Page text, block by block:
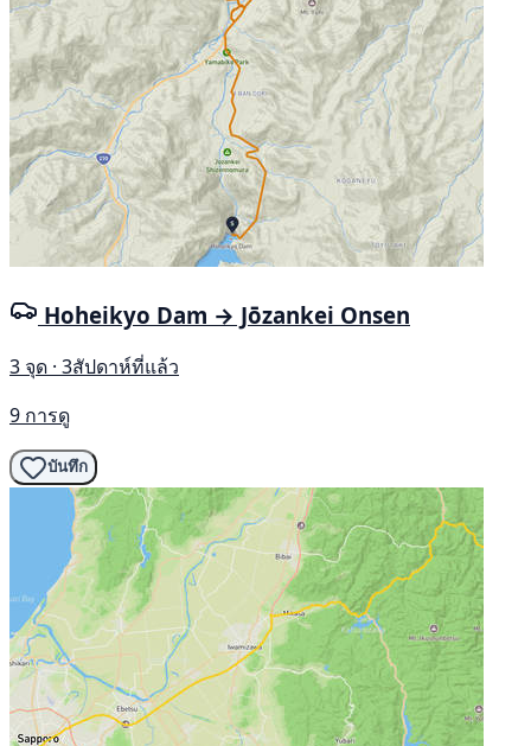
Hoheikyo Dam → Jōzankei Onsen
3 จุด · 3สัปดาห์ที่แล้ว
9 การดู
บันทึก